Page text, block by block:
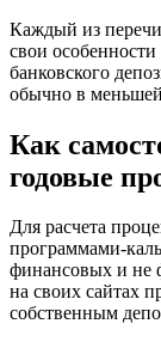
Каждый из
свои
банковского
обычно в
Как
годовые
Для расчета
программами-
финансовых и не
на своих сайтах
собственным